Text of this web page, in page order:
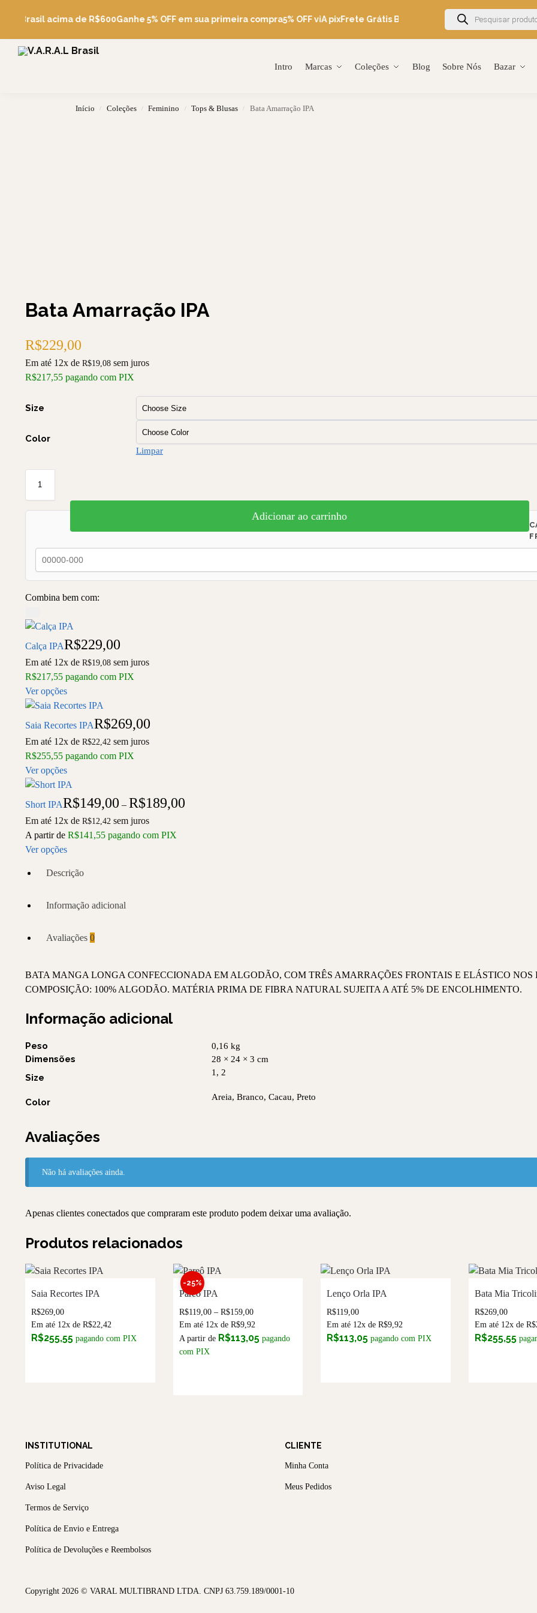
Brasil acima de R$600Ganhe 5% OFF em sua primeira compra5% OFF viA pixFrete Grátis Brasil acima de R$600Ganhe 5%
Intro Marcas Coleções Blog Sobre Nós Bazar
Pesquise
Início / Coleções / Feminino / Tops & Blusas / Bata Amarração IPA
Bata Amarração IPA
R$229,00
Em até 12x de R$19,08sem juros
R$217,55 pagando com PIX
Size
Color
Limpar
Adicionar ao carrinho
Combina bem com:
Calça IPAR$229,00
Em até 12x de R$19,08sem juros
R$217,55 pagando com PIX
Ver opções
Saia Recortes IPAR$269,00
Em até 12x de R$22,42 sem juros
R$255,55 pagando com PIX
Ver opções
Short IPAR$149,00 – R$189,00
Em até 12x de R$12,42 sem juros
A partir de R$141,55 pagando com PIX
Ver opções
Descrição
Informação adicional
Avaliações 0
BATA MANGA LONGA CONFECCIONADA EM ALGODÃO, COM TRÊS AMARRAÇÕES FRONTAIS E ELÁSTICO NOS
COMPOSIÇÃO: 100% ALGODÃO. MATÉRIA PRIMA DE FIBRA NATURAL SUJEITA A ATÉ 5% DE ENCOLHIMENTO.
Informação adicional
Peso 0,16 kg
Dimensões 28 × 24 × 3 cm
Size 1, 2
Color Areia, Branco, Cacau, Preto
Avaliações
Não há avaliações ainda.
Apenas clientes conectados que compraram este produto podem deixar uma avaliação.
Produtos relacionados
Saia Recortes IPA
R$269,00
Em até 12x de R$22,42
R$255,55 pagando com PIX
-25%
Pareô IPA
R$119,00 – R$159,00
Em até 12x de R$9,92
A partir de R$113,05 pagando
com PIX
Lenço Orla IPA
R$119,00
Em até 12x deR$9,92
R$113,05 pagando com PIX
Bata Mia
R$269,00
Em até 12x de R$
R$255,55
INSTITUTIONAL
Política de Privacidade
Aviso Legal
Termos de Serviço
Política de Envio e Entrega
Política de Devoluções e Reembolsos
CLIENTE
Minha Conta
Meus Pedidos
Copyright 2026 © VARAL MULTIBRAND LTDA. CNPJ 63.759.189/0001-10